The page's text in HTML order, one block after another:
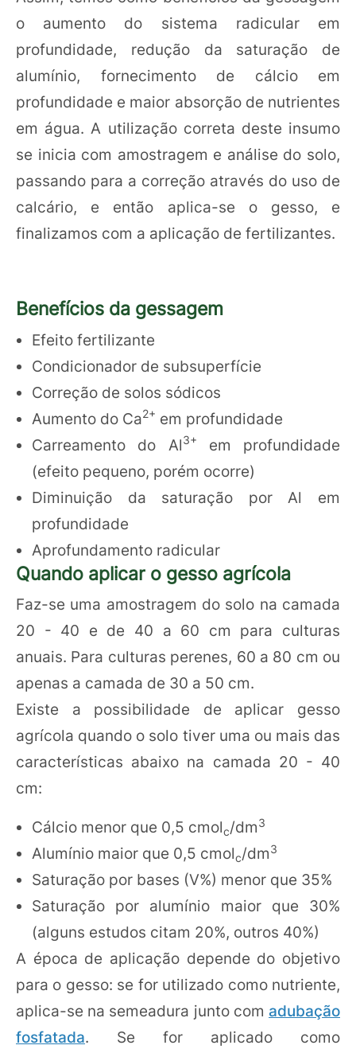
o aumento do sistema radicular em
profundidade, redução da saturação de
alumínio, fornecimento de cálcio em
profundidade e maior absorção de nutrientes
em água. A utilização correta deste insumo
se inicia com amostragem e análise do solo,
passando para a correção através do uso de
calcário, e então aplica-se o gesso, e
finalizamos com a aplicação de fertilizantes.
Benefícios da gessagem
Efeito fertilizante
Condicionador de subsuperfície
Correção de solos sódicos
Aumento do Ca2+ em profundidade
Carreamento do Al3+
em profundidade
(efeito pequeno, porém ocorre)
Diminuição da saturação por Al em
profundidade
Aprofundamento radicular
Quando aplicar o gesso agrícola
Faz-se uma amostragem do solo na camada
20 - 40 e de 40 a 60 cm para culturas
anuais. Para culturas perenes, 60 a 80 cm ou
apenas a camada de 30 a 50 cm.
Existe a possibilidade de aplicar gesso
agrícola quando o solo tiver uma ou mais das
características abaixo na camada 20 - 40
cm:
Cálcio menor que 0,5 cmolc/dm3
Alumínio maior que 0,5 cmolc/dm3
Saturação por bases (V%) menor que 35%
Saturação por alumínio maior que 30%
(alguns estudos citam 20%, outros 40%)
A época de aplicação depende do objetivo
para o gesso: se for utilizado como nutriente,
aplica-se na semeadura junto com adubação
fosfatada. Se for aplicado como